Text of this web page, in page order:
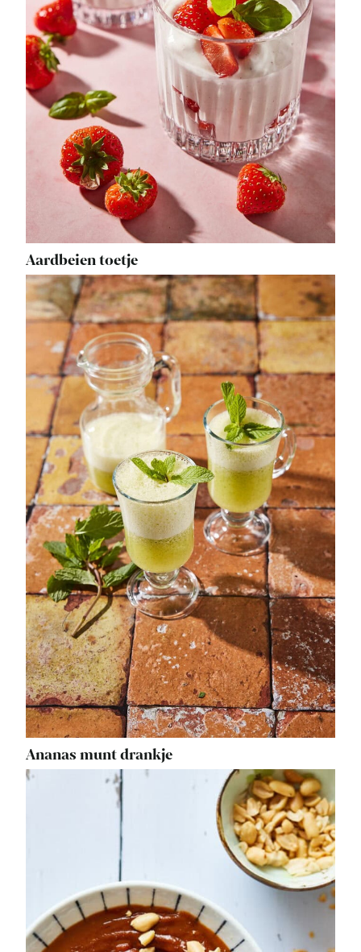
Aardbeien toetje
Ananas munt drankje